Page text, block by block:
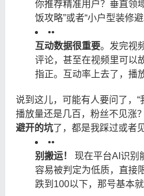
你推荐精准用户？垂直领
饭攻略”或者“小户型装修
••
互动数据很重要。发完视
评论，甚至在视频里可以
指正。互动率上去了，播
说到这儿，可能有人要问了，
播放量还是几百，粉丝不见涨
避开的坑了，都是我踩过或者
••
别搬运！
现在平台AI识别
容易被判定为低质，直接
跌到100以下，那号基本就